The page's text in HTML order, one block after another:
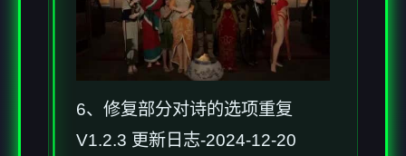
6、修复部分对诗的选项重复
V1.2.3 更新日志-2024-12-20